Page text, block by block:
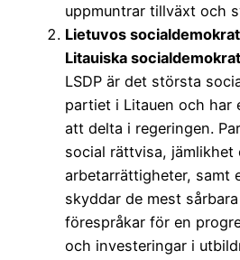
uppmuntrar tillväxt och
Lietuvos
Litauiska
LSDP är det största
partiet i Litauen och har
att delta i regeringen.
social rättvisa, jämlikhet
arbetarrättigheter, samt
skyddar de mest
förespråkar för en
och investeringar i